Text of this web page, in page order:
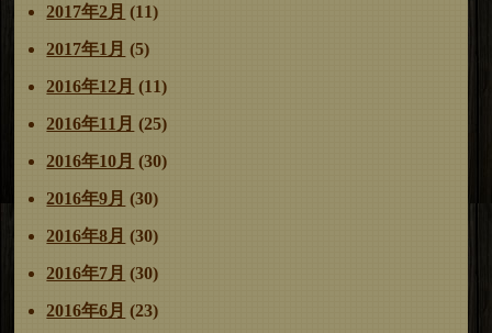
2017年2月 (11)
2017年1月 (5)
2016年12月 (11)
2016年11月 (25)
2016年10月 (30)
2016年9月 (30)
2016年8月 (30)
2016年7月 (30)
2016年6月 (23)